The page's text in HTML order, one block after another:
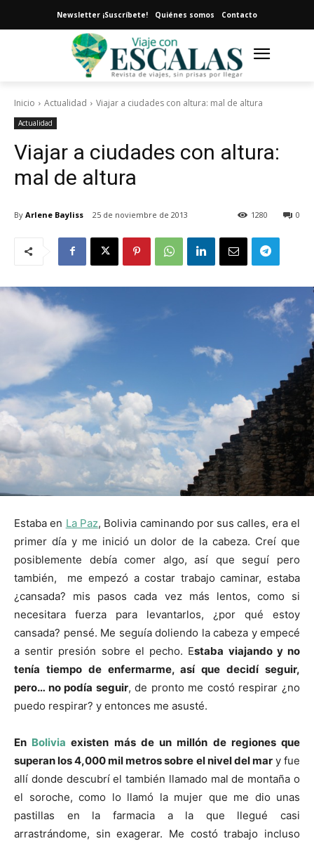
Newsletter ¡Suscríbete! Quiénes somos Contacto
Inicio Actualidad Viajar a ciudades con altura: mal de altura
Actualidad
Viajar a ciudades con altura:
mal de altura
By Arlene Bayliss 25 de noviembre de 2013 0
1280
Estaba en La Paz, Bolivia caminando por sus calles, era el
primer día y me inició un dolor de la cabeza. Creí que
posiblemente debía comer algo, así que seguí pero
también, me empezó a costar trabajo caminar, estaba
¿cansada? mis pasos cada vez más lentos, como si
necesitara fuerza para levantarlos, ¿por qué estoy
cansada? pensé. Me seguía doliendo la cabeza y empecé
a sentir presión sobre el pecho. Estaba viajando y no
tenía tiempo de enfermarme, así que decidí seguir,
pero… no podía seguir, de pronto me costó respirar ¿no
puedo respirar? y entonces me asusté.
En Bolivia existen más de un millón de regiones que
superan los 4,000 mil metros sobre el nivel del mary fue
allí donde descubrí el también llamado mal de montaña o
el soroche, como lo llamó la mujer que me dio unas
pastillas en la farmacia a la que llegué casi
arrastrándome, sin exagerar. Me costó trabajo incluso